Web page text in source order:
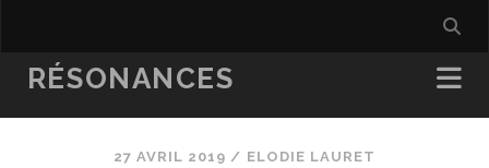
RÉSONANCES
27 AVRIL 2019 / ELODIE LAURET